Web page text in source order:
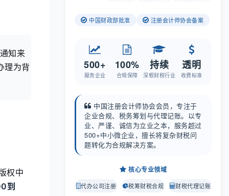
知来
理为背
权中
到
中国财政部批准 注册会计师协会备案
500+
服务企业
100%
合规保障
持续
深根财税行业
透明
收费标准
中国注册会计师协会会员，专注于
企业合规、税务筹划与代理记账。以专
业、严谨、诚信为立业之本，服务超过
500+中小微企业，擅长将复杂财税问
题转化为合规解决方案。
核心专业领域
代办公司注册 税筹财税合规 财税代理记账